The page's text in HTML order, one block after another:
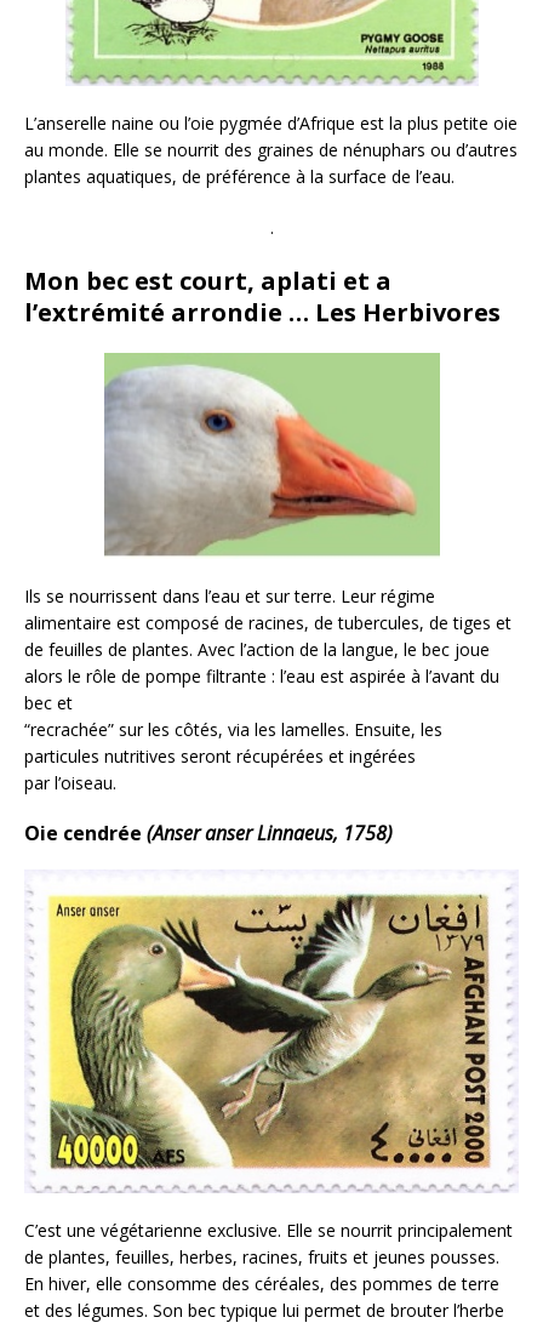
L’anserelle naine ou l’oie pygmée d’Afrique est la plus petite oie
au monde. Elle se nourrit des graines de nénuphars ou d’autres
plantes aquatiques, de préférence à la surface de l’eau.
.
Mon bec est court, aplati et a
l’extrémité arrondie … Les Herbivores
Ils se nourrissent dans l’eau et sur terre. Leur régime
alimentaire est composé de racines, de tubercules, de tiges et
de feuilles de plantes. Avec l’action de la langue, le bec joue
alors le rôle de pompe filtrante : l’eau est aspirée à l’avant du
bec et
“recrachée” sur les côtés, via les lamelles. Ensuite, les
particules nutritives seront récupérées et ingérées
par l’oiseau.
Oie cendrée (Anser anser Linnaeus, 1758)
C’est une végétarienne exclusive. Elle se nourrit principalement
de plantes, feuilles, herbes, racines, fruits et jeunes pousses.
En hiver, elle consomme des céréales, des pommes de terre
et des légumes. Son bec typique lui permet de brouter l’herbe